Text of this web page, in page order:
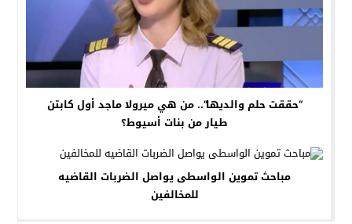
“حققت حلم والديها”.. من هي ميرولا ماجد أول كابتن
طيار من بنات أسيوط؟
مباحث تموين الواسطى يواصل الضربات القاضيه
للمخالفين